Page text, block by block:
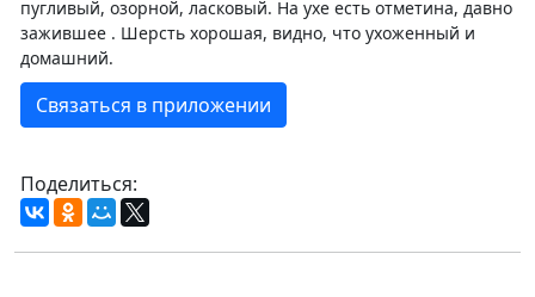
пугливый, озорной, ласковый. На ухе есть отметина, давно
зажившее . Шерсть хорошая, видно, что ухоженный и
домашний.
Связаться в приложении
Поделиться: